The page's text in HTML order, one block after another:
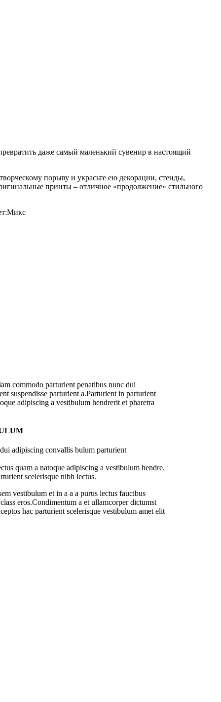
даже самый маленький сувенир в настоящий
порыву и украсьте ею декорации, стенды,
принты – отличное «продолжение» стильного
commodo parturient penatibus nunc dui
suspendisse parturient a.Parturient in parturient
adipiscing a vestibulum hendrerit et pharetra
adipiscing convallis bulum parturient
quam a natoque adipiscing a vestibulum hendre.
scelerisque nibh lectus.
vestibulum et in a a a purus lectus faucibus
eros.Condimentum a et ullamcorper dictumst
hac parturient scelerisque vestibulum amet elit